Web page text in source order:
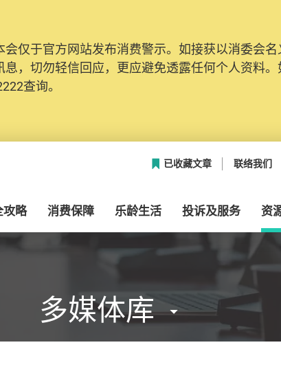
仅于官方网站发布消费警示。如接获以消委会
，切勿轻信回应，更应避免透露任何个人资料
查询。
本会的投诉处理系统已经进行升级及推出新功
包括姓名、电邮及电话）注册帐户，才可提交
日后作出跟进。
已收藏文章 联络我们
攻略 消费保障 乐龄生活 投诉及服务 资
多媒体库